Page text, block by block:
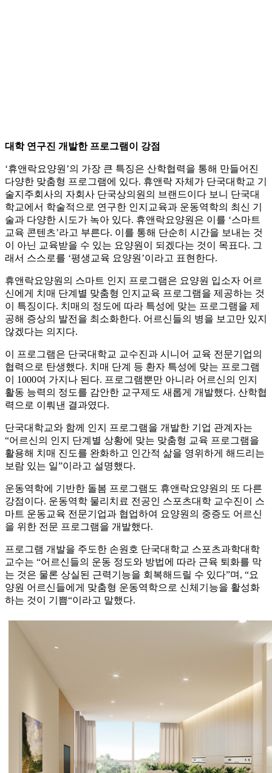
대학 연구진 개발한 프로그램이 강점
‘휴앤락요양원’의 가장 큰 특징은 산학협력을 통해 만들어진
다양한 맞춤형 프로그램에 있다. 휴앤락 자체가 단국대학교 기
술지주회사의 자회사 단국상의원의 브랜드이다 보니 단국대
학교에서 학술적으로 연구한 인지교육과 운동역학의 최신 기
술과 다양한 시도가 녹아 있다. 휴앤락요양원은 이를 ‘스마트
교육 콘텐츠’라고 부른다. 이를 통해 단순히 시간을 보내는 것
이 아닌 교육받을 수 있는 요양원이 되겠다는 것이 목표다. 그
래서 스스로를 ‘평생교육 요양원’이라고 표현한다.
휴앤락요양원의 스마트 인지 프로그램은 요양원 입소자 어르
신에게 치매 단계별 맞춤형 인지교육 프로그램을 제공하는 것
이 특징이다. 치매의 정도에 따라 특성에 맞는 프로그램을 제
공해 증상의 발전을 최소화한다. 어르신들의 병을 보고만 있지
않겠다는 의지다.
이 프로그램은 단국대학교 교수진과 시니어 교육 전문기업의
협력으로 탄생했다. 치매 단계 등 환자 특성에 맞는 프로그램
이 1000여 가지나 된다. 프로그램뿐만 아니라 어르신의 인지
활동 능력의 정도를 감안한 교구제도 새롭게 개발했다. 산학협
력으로 이뤄낸 결과였다.
단국대학교와 함께 인지 프로그램을 개발한 기업 관계자는
“어르신의 인지 단계별 상황에 맞는 맞춤형 교육 프로그램을
활용해 치매 진도를 완화하고 인간적 삶을 영위하게 해드리는
보람 있는 일”이라고 설명했다.
운동역학에 기반한 돌봄 프로그램도 휴앤락요양원의 또 다른
강점이다. 운동역학 물리치료 전공인 스포츠대학 교수진이 스
마트 운동교육 전문기업과 협업하여 요양원의 중증도 어르신
을 위한 전문 프로그램을 개발했다.
프로그램 개발을 주도한 손원호 단국대학교 스포츠과학대학
교수는 “어르신들의 운동 정도와 방법에 따라 근육 퇴화를 막
는 것은 물론 상실된 근력기능을 회복해드릴 수 있다”며, “요
양원 어르신들에게 맞춤형 운동역학으로 신체기능을 활성화
하는 것이 기쁨“이라고 말했다.